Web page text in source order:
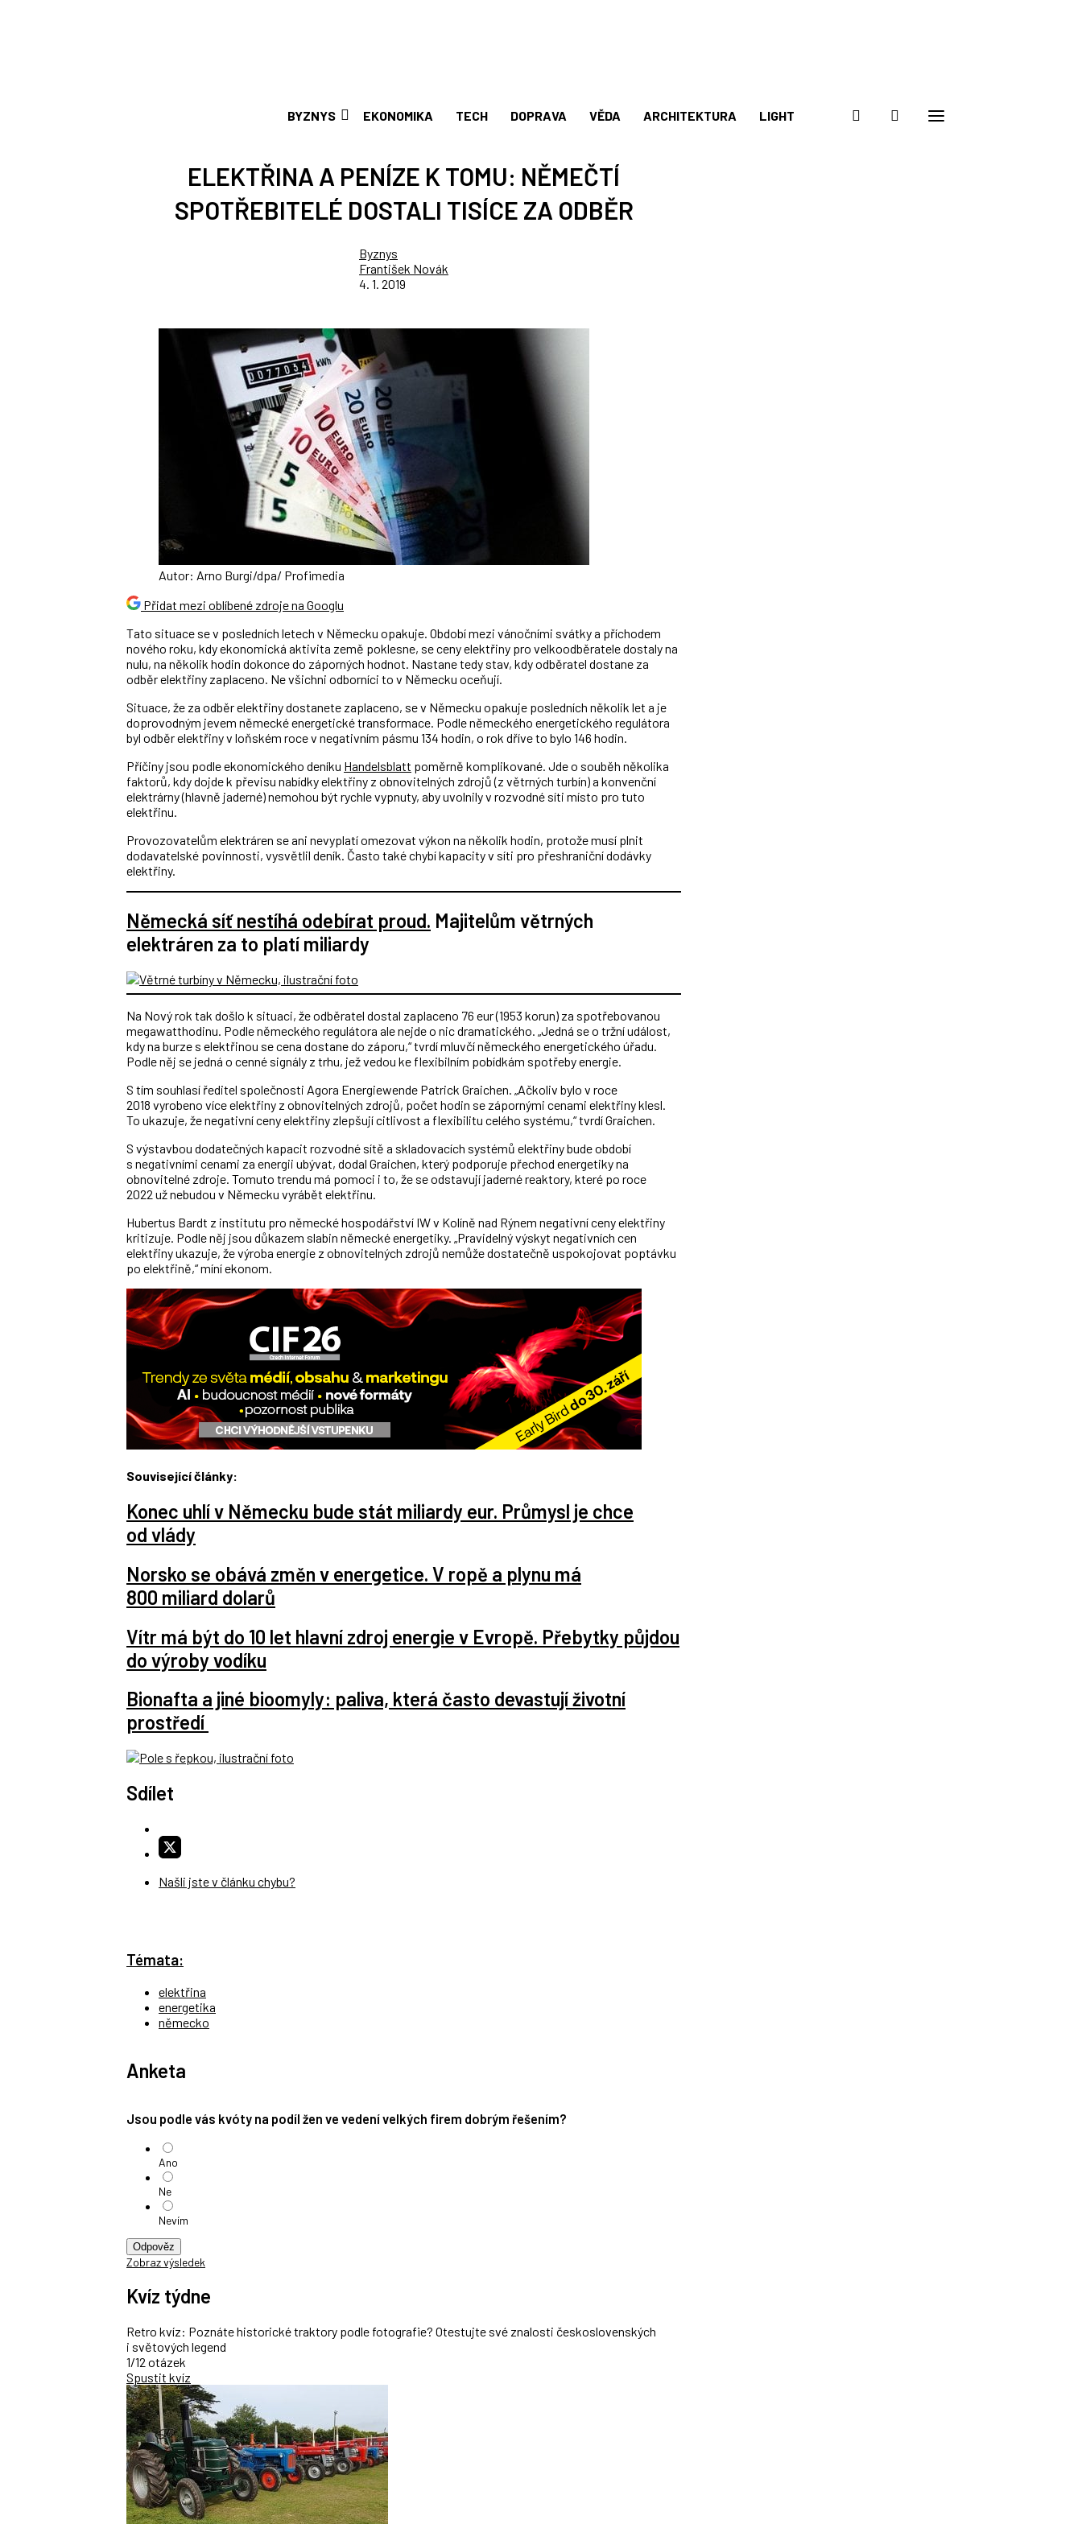
BYZNYS EKONOMIKA TECH DOPRAVA VĚDA ARCHITEKTURA LIGHT
ELEKTŘINA A PENÍZE K TOMU: NĚMEČTÍ
SPOTŘEBITELÉ DOSTALI TISÍCE ZA ODBĚR
Byznys
František Novák
4. 1. 2019
Autor: Arno Burgi/dpa/ Profimedia
Přidat mezi oblíbené zdroje na Googlu
Tato situace se v posledních letech v Německu opakuje. Období mezi vánočními svátky a příchodem
nového roku, kdy ekonomická aktivita země poklesne, se ceny elektřiny pro velkoodběratele dostaly na
nulu, na několik hodin dokonce do záporných hodnot. Nastane tedy stav, kdy odběratel dostane za
odběr elektřiny zaplaceno. Ne všichni odborníci to v Německu oceňují.
Situace, že za odběr elektřiny dostanete zaplaceno, se v Německu opakuje posledních několik let a je
doprovodným jevem německé energetické transformace. Podle německého energetického regulátora
byl odběr elektřiny v loňském roce v negativním pásmu 134 hodin, o rok dříve to bylo 146 hodin.
Příčiny jsou podle ekonomického deníku Handelsblatt poměrně komplikované. Jde o souběh několika
faktorů, kdy dojde k převisu nabídky elektřiny z obnovitelných zdrojů (z větrných turbín) a konvenční
elektrárny (hlavně jaderné) nemohou být rychle vypnuty, aby uvolnily v rozvodné síti místo pro tuto
elektřinu.
Provozovatelům elektráren se ani nevyplatí omezovat výkon na několik hodin, protože musí plnit
dodavatelské povinnosti, vysvětlil deník. Často také chybí kapacity v síti pro přeshraniční dodávky
elektřiny.
Německá síť nestíhá odebírat proud. Majitelům větrných
elektráren za to platí miliardy
Na Nový rok tak došlo k situaci, že odběratel dostal zaplaceno 76 eur (1953 korun) za spotřebovanou
megawatthodinu. Podle německého regulátora ale nejde o nic dramatického. „Jedná se o tržní událost,
kdy na burze s elektřinou se cena dostane do záporu,“ tvrdí mluvčí německého energetického úřadu.
Podle něj se jedná o cenné signály z trhu, jež vedou ke flexibilním pobídkám spotřeby energie.
S tím souhlasí ředitel společnosti Agora Energiewende Patrick Graichen. „Ačkoliv bylo v roce
2018 vyrobeno více elektřiny z obnovitelných zdrojů, počet hodin se zápornými cenami elektřiny klesl.
To ukazuje, že negativní ceny elektřiny zlepšují citlivost a flexibilitu celého systému,“ tvrdí Graichen.
S výstavbou dodatečných kapacit rozvodné sítě a skladovacích systémů elektřiny bude období
s negativními cenami za energii ubývat, dodal Graichen, který podporuje přechod energetiky na
obnovitelné zdroje. Tomuto trendu má pomoci i to, že se odstavují jaderné reaktory, které po roce
2022 už nebudou v Německu vyrábět elektřinu.
Hubertus Bardt z institutu pro německé hospodářství IW v Kolíně nad Rýnem negativní ceny elektřiny
kritizuje. Podle něj jsou důkazem slabin německé energetiky. „Pravidelný výskyt negativních cen
elektřiny ukazuje, že výroba energie z obnovitelných zdrojů nemůže dostatečně uspokojovat poptávku
po elektřině,“ míní ekonom.
Související články:
Konec uhlí v Německu bude stát miliardy eur. Průmysl je chce
od vlády
Norsko se obává změn v energetice. V ropě a plynu má
800 miliard dolarů
Vítr má být do 10 let hlavní zdroj energie v Evropě. Přebytky půjdou
do výroby vodíku
Bionafta a jiné bioomyly: paliva, která často devastují životní
prostředí
Sdílet
Našli jste v článku chybu?
Témata:
elektřina
energetika
německo
Anketa
Jsou podle vás kvóty na podíl žen ve vedení velkých firem dobrým řešením?
Ano
Ne
Nevím
Odpověz
Zobraz výsledek
Kvíz týdne
Retro kvíz: Poznáte historické traktory podle fotografie? Otestujte své znalosti československých
i světových legend
1/12 otázek
Spustit kvíz